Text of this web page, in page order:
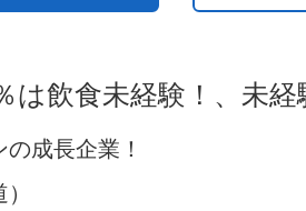
は飲食未経験！、未
成長企業！